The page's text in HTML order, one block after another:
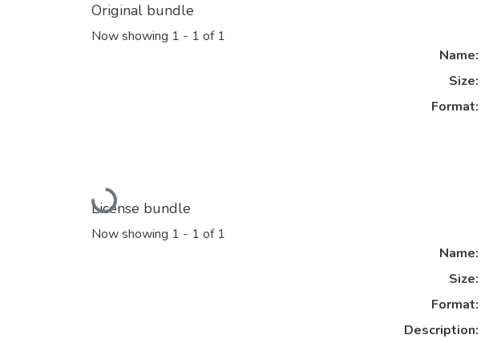
Original bundle
Now showing 1 - 1 of 1
Loading...
Name:
Size:
Format:
License bundle
Now showing 1 - 1 of 1
Name:
Size:
Format:
Description: